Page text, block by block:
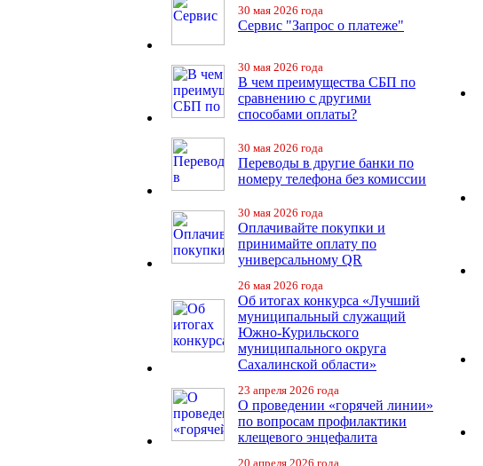
30 мая 2026 года
Сервис "Запрос о платеже"
30 мая 2026 года
В чем преимущества СБП по
сравнению с другими
способами оплаты?
30 мая 2026 года
Переводы в другие банки по
номеру телефона без комиссии
30 мая 2026 года
Оплачивайте покупки и
принимайте оплату по
универсальному QR
26 мая 2026 года
Об итогах конкурса «Лучший
муниципальный служащий
Южно-Курильского
муниципального округа
Сахалинской области»
23 апреля 2026 года
О проведении «горячей линии»
по вопросам профилактики
клещевого энцефалита
20 апреля 2026 года